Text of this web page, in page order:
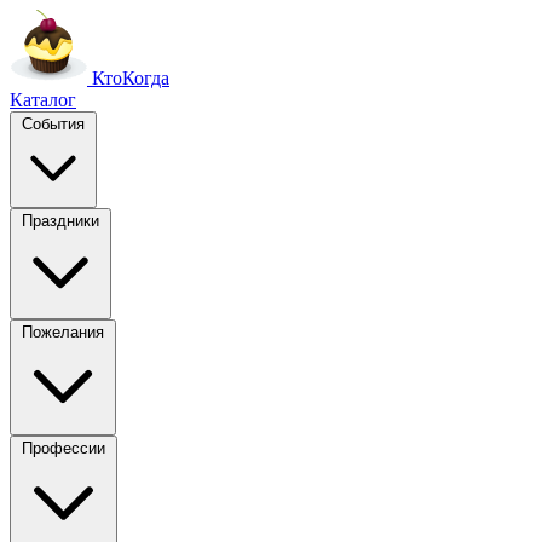
КтоКогда
Каталог
События
Праздники
Пожелания
Профессии